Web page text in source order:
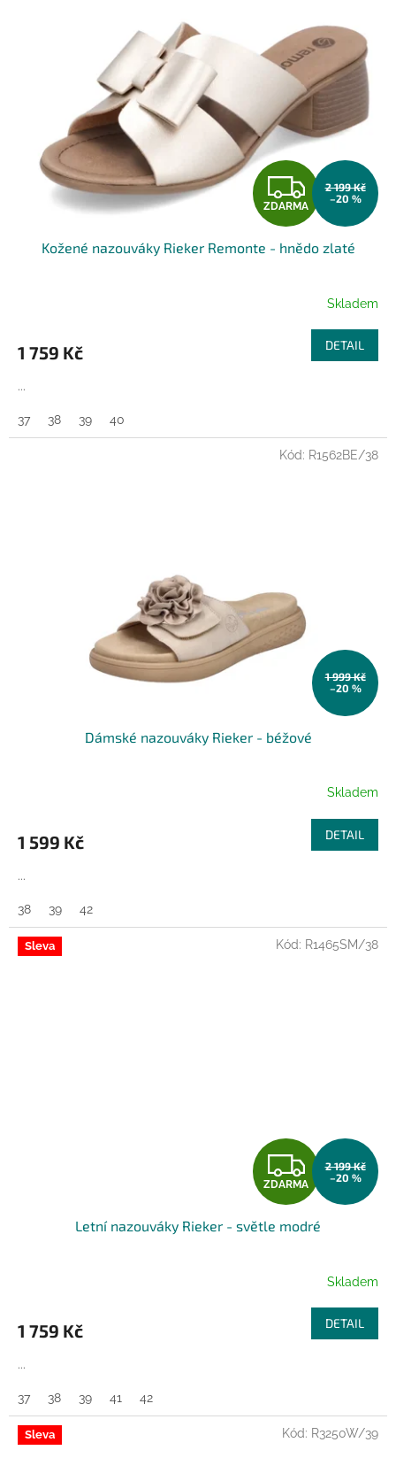
Z
D
A
R
M
A
ZDARMA
2 199 Kč
–20 %
Kožené nazouváky Rieker Remonte - hnědo zlaté
Skladem
1 759 Kč DETAIL
...
37 38 39 40
1 999 Kč
–20 %
Dámské nazouváky Rieker - béžové
Skladem
1 599 Kč DETAIL
...
38 39 42
Kód: R1562BE/38
Sleva
Z
D
A
R
M
A
ZDARMA
2 199 Kč
–20 %
Letní nazouváky Rieker - světle modré
Skladem
1 759 Kč DETAIL
...
37 38 39 41 42
Kód: R1465SM/38
Sleva Kód: R3250W/39